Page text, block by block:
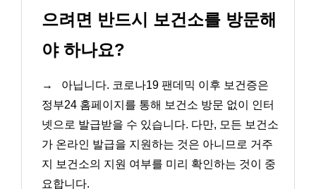
으려면 반드시 보건소를 방문해
야 하나요?
→
아닙니다. 코로나19 팬데믹 이후 보건증은
정부24 홈페이지를 통해 보건소 방문 없이 인터
넷으로 발급받을 수 있습니다. 다만, 모든 보건소
가 온라인 발급을 지원하는 것은 아니므로 거주
지 보건소의 지원 여부를 미리 확인하는 것이 중
요합니다.